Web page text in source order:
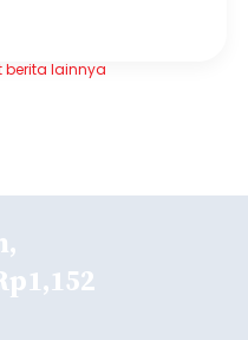
berita lainnya